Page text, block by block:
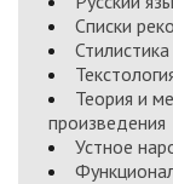
Списки
Теория и
произведения
Устное